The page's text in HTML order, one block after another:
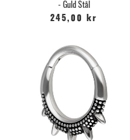
- Guld Stål
245,00 kr